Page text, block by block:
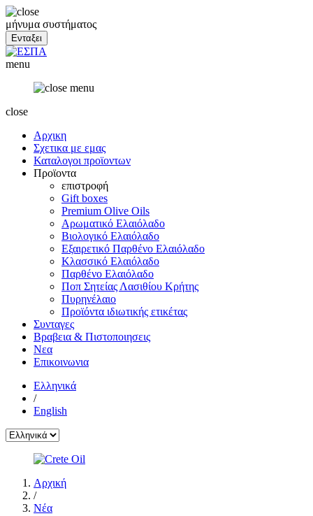
μήνυμα συστήματος
menu
close
Αρχικη
Σχετικα με εμας
Καταλογοι προϊοντων
Προϊοντα
επιστροφή
Gift boxes
Premium Olive Oils
Αρωματικό Ελαιόλαδο
Βιολογικό Ελαιόλαδο
Εξαιρετικό Παρθένο Ελαιόλαδο
Κλασσικό Ελαιόλαδο
Παρθένο Ελαιόλαδο
Ποπ Σητείας Λασιθίου Κρήτης
Πυρηνέλαιο
Προϊόντα ιδιωτικής ετικέτας
Συνταγες
Βραβεια & Πιστοποιησεις
Νεα
Επικοινωνια
Ελληνικά
/
English
Αρχική
/
Νέα